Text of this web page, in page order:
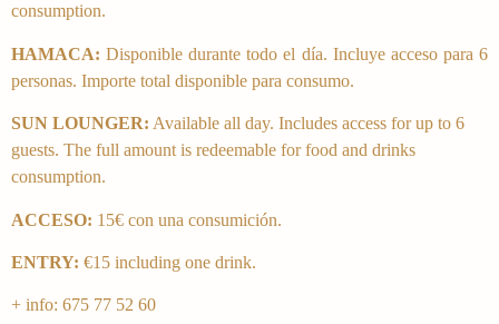
consumption.
HAMACA: Disponible durante todo el día. Incluye acceso para 6
personas. Importe total disponible para consumo.
SUN LOUNGER: Available all day. Includes access for up to 6
guests. The full amount is redeemable for food and drinks
consumption.
ACCESO: 15€ con una consumición.
ENTRY: €15 including one drink.
+ info: 675 77 52 60